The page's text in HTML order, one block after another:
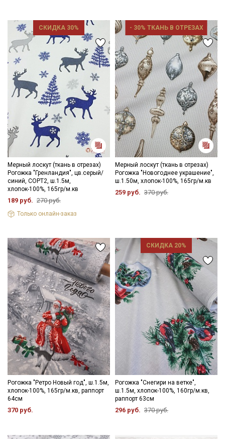
- стирать отдельно от светлых вещей;
- противопоказано употребление отбеливателей;
- сушить в подвешенном состоянии;
- гладить с изнаночной стороны..
Цветопередача может отличаться от оригинального цвета
ткани в зависимости от настроек вашего монитора, и в
зависимости от партии тон ткани может отличаться.
СКИДКА 30%
Мерный лоскут (ткань в отрезах)
Рогожка "Гренландия", цв.серый/
синий, СОРТ2, ш.1.5м,
хлопок-100%, 165гр/м.кв
189 руб. 270 руб.
Только онлайн-заказ
- 30% ТКАНЬ В ОТРЕЗАХ
Мерный лоскут (ткань в отрезах)
Рогожка "Новогоднее украшение",
ш.1.50м, хлопок-100%, 165гр/м.кв
259 руб. 370 руб.
Рогожка "Ретро Новый год", ш.1.5м,
хлопок-100%, 165гр/м.кв, раппорт
64см
370 руб.
СКИДКА 20%
Рогожка "Снегири на ветке",
ш.1.5м, хлопок-100%, 160гр/м.кв,
раппорт 63см
296 руб. 370 руб.
Секретная рассылка от Купава
Мы публикуем здесь дополнительные
промокоды и скидки до 30% на узкие
категории тканей
Электронная почта
данныхи даюСогласие на обработку персональных
данных
ДаюСогласие на получение рекламных и
информационных рассылок